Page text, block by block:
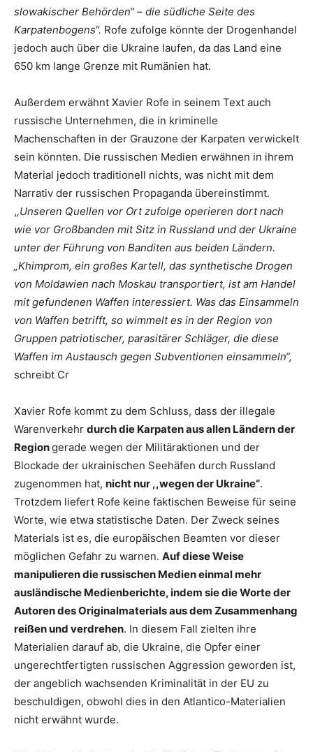
slowakischer Behörden“ – die südliche Seite des
Karpatenbogens“. Rofe zufolge könnte der Drogenhandel
jedoch auch über die Ukraine laufen, da das Land eine
650 km lange Grenze mit Rumänien hat.
Außerdem erwähnt Xavier Rofe in seinem Text auch
russische Unternehmen, die in kriminelle
Machenschaften in der Grauzone der Karpaten verwickelt
sein könnten. Die russischen Medien erwähnen in ihrem
Material jedoch traditionell nichts, was nicht mit dem
Narrativ der russischen Propaganda übereinstimmt.
,,Unseren Quellen vor Ort zufolge operieren dort nach
wie vor Großbanden mit Sitz in Russland und der Ukraine
unter der Führung von Banditen aus beiden Ländern.
„Khimprom, ein großes Kartell, das synthetische Drogen
von Moldawien nach Moskau transportiert, ist am Handel
mit gefundenen Waffen interessiert. Was das Einsammeln
von Waffen betrifft, so wimmelt es in der Region von
Gruppen patriotischer, parasitärer Schläger, die diese
Waffen im Austausch gegen Subventionen einsammeln“,
schreibt Cr
Xavier Rofe kommt zu dem Schluss, dass der illegale
Warenverkehr durch die Karpaten aus allen Ländern der
Regiongerade wegen der Militäraktionen und der
Blockade der ukrainischen Seehäfen durch Russland
zugenommen hat, nicht nur ,,wegen der Ukraine“.
Trotzdem liefert Rofe keine faktischen Beweise für seine
Worte, wie etwa statistische Daten. Der Zweck seines
Materials ist es, die europäischen Beamten vor dieser
möglichen Gefahr zu warnen. Auf diese Weise
manipulieren die russischen Medien einmal mehr
ausländische Medienberichte, indem sie die Worte der
Autoren des Originalmaterials aus dem Zusammenhang
reißen und verdrehen. In diesem Fall zielten ihre
Materialien darauf ab, die Ukraine, die Opfer einer
ungerechtfertigten russischen Aggression geworden ist,
der angeblich wachsenden Kriminalität in der EU zu
beschuldigen, obwohl dies in den Atlantico-Materialien
nicht erwähnt wurde.